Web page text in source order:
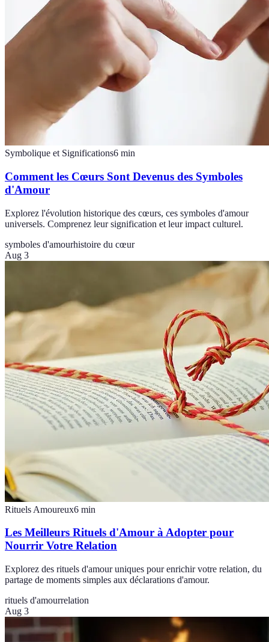
Symbolique et Significations6 min
Comment les Cœurs Sont Devenus des Symboles
d'Amour
Explorez l'évolution historique des cœurs, ces symboles d'amour
universels. Comprenez leur signification et leur impact culturel.
symboles d'amourhistoire du cœur
Aug 3
Rituels Amoureux6 min
Les Meilleurs Rituels d'Amour à Adopter pour
Nourrir Votre Relation
Explorez des rituels d'amour uniques pour enrichir votre relation, du
partage de moments simples aux déclarations d'amour.
rituels d'amourrelation
Aug 3